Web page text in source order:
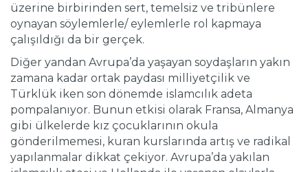
üzerine birbirinden sert, temelsiz ve tribünlere
oynayan söylemlerle/ eylemlerle rol kapmaya
çalışıldığı da bir gerçek.
Diğer yandan Avrupa’da yaşayan soydaşların yakın
zamana kadar ortak paydası milliyetçilik ve
Türklük iken son dönemde islamcılık adeta
pompalanıyor. Bunun etkisi olarak Fransa, Almanya
gibi ülkelerde kız çocuklarının okula
gönderilmemesi, kuran kurslarında artış ve radikal
yapılanmalar dikkat çekiyor. Avrupa’da yakılan